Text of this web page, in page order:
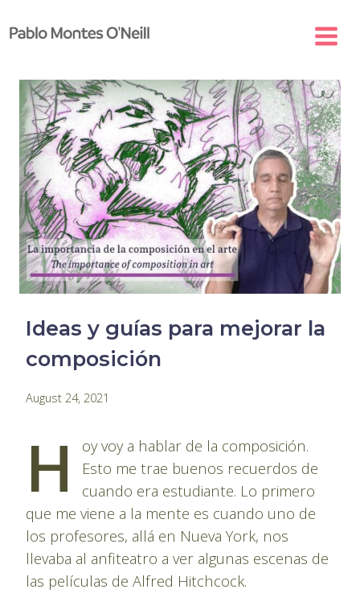
to
Ideas y guías para mejorar la
composición
By
Montes
August 24, 2021
H
oy voy a hablar de la composición.
Esto me trae buenos recuerdos de
cuando era estudiante. Lo primero
que me viene a la mente es cuando uno de
los profesores, allá en Nueva York, nos
llevaba al anfiteatro a ver algunas escenas de
las películas de Alfred Hitchcock.